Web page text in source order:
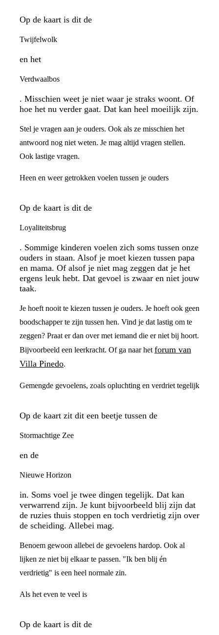
Op de kaart is dit de
Twijfelwolk
en het
Verdwaalbos
. Misschien weet je niet waar je straks woont. Of
hoe het nu verder gaat. Dat kan heel moeilijk zijn.
Stel je vragen aan je ouders. Ook als ze misschien het
antwoord nog niet weten. Je mag altijd vragen stellen.
Ook lastige vragen.
Heen en weer getrokken voelen tussen je ouders
Op de kaart is dit de
Loyaliteitsbrug
. Sommige kinderen voelen zich soms tussen onze
ouders in staan. Alsof je moet kiezen tussen papa
en mama. Of alsof je niet mag zeggen dat je het
ergens leuk hebt. Dat gevoel is zwaar en niet jouw
taak.
Je hoeft nooit te kiezen tussen je ouders. Je hoeft ook geen
boodschapper te zijn tussen hen. Vind je dat lastig om te
zeggen? Praat er dan over met iemand die er niet bij hoort.
Bijvoorbeeld een leerkracht. Of ga naar het forum van
Villa Pinedo.
Gemengde gevoelens, zoals opluchting en verdriet tegelijk
Op de kaart zit dit een beetje tussen de
Stormachtige Zee
en de
Nieuwe Horizon
in. Soms voel je twee dingen tegelijk. Dat kan
verwarrend zijn. Je kunt bijvoorbeeld blij zijn dat
de ruzies thuis stoppen en toch verdrietig zijn over
de scheiding. Allebei mag.
Benoem gewoon allebei de gevoelens hardop. Ook al
lijken ze niet bij elkaar te passen. "Ik ben blij én
verdrietig" is een heel normale zin.
Als het even te veel is
Op de kaart is dit de